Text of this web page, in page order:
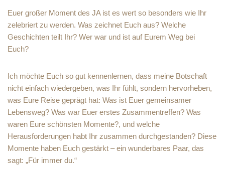
Euer großer Moment des JA ist es wert so besonders wie Ihr
zelebriert zu werden. Was zeichnet Euch aus? Welche
Geschichten teilt Ihr? Wer war und ist auf Eurem Weg bei
Euch?
Ich möchte Euch so gut kennenlernen, dass meine Botschaft
nicht einfach wiedergeben, was Ihr fühlt, sondern hervorheben,
was Eure Reise geprägt hat: Was ist Euer gemeinsamer
Lebensweg? Was war Euer erstes Zusammentreffen? Was
waren Eure schönsten Momente?, und welche
Herausforderungen habt Ihr zusammen durchgestanden? Diese
Momente haben Euch gestärkt – ein wunderbares Paar, das
sagt: „Für immer du.“